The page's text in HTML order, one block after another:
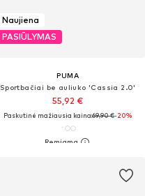
Naujiena
PASIŪLYMAS
PUMA
Sportbačiai be auliuko 'Cassia 2.0'
55,92 €
Paskutinė mažiausia kaina:69,90 €-20%